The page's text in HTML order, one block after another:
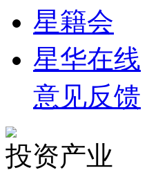
星籍会
星华在线
意见反馈
投资产业